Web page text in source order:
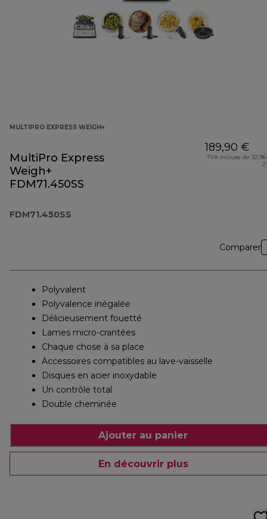
MULTIPRO EXPRESS WEIGH+
MultiPro Express
Weigh+
FDM71.450SS
FDM71.450SS
189,90 €
TVA incluse de
Comparer
Polyvalent
Polyvalence inégalée
Délicieusement fouetté
Lames micro-crantées
Chaque chose à sa place
Accessoires compatibles au lave-vaisselle
Disques en acier inoxydable
Un contrôle total
Double cheminée
Ajouter au panier
En découvrir plus